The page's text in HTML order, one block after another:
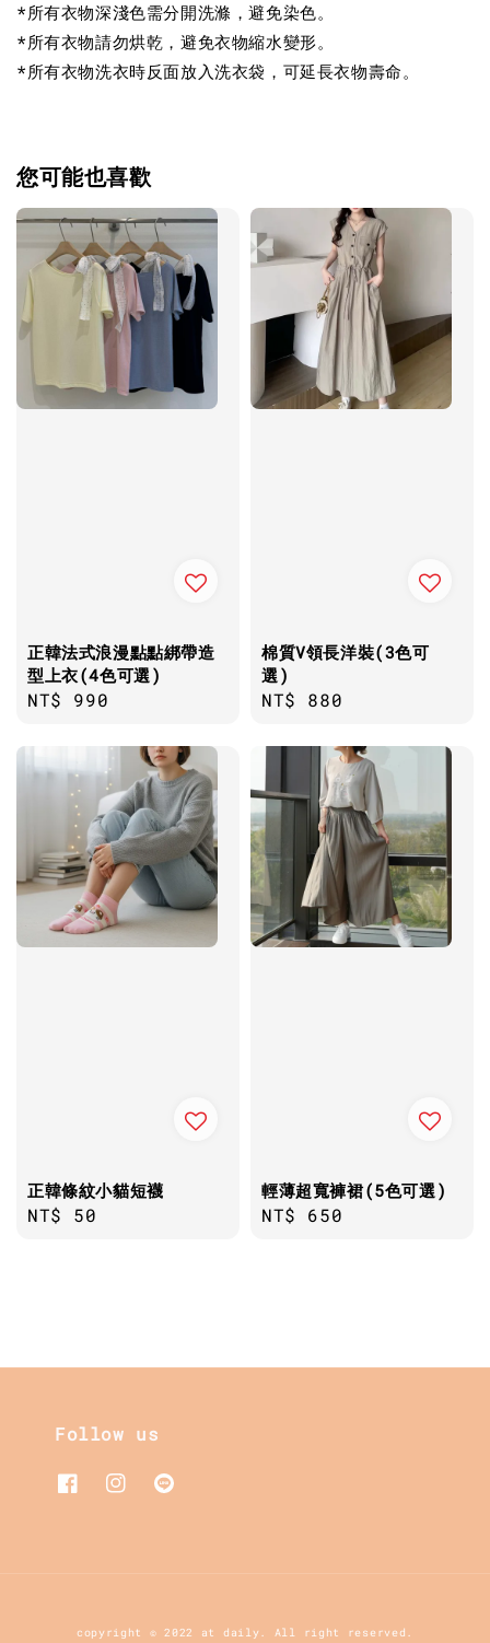
*所有衣物深淺色需分開洗滌，避免染色。
*所有衣物請勿烘乾，避免衣物縮水變形。
*所有衣物洗衣時反面放入洗衣袋，可延長衣物壽命。
您可能也喜歡
正韓法式浪漫點點綁帶造
型上衣(4色可選)
Regular
NT$ 990
棉質V領長洋裝(3色可
選)
Regular
NT$ 880
正韓條紋小貓短襪
Regular
NT$ 50
輕薄超寬褲裙(5色可選)
Regular
NT$ 650
Follow us
copyright © 2022 at daily. All right reserved.